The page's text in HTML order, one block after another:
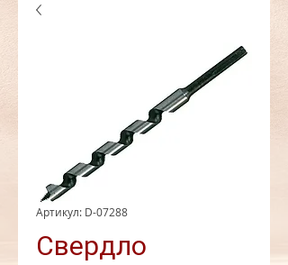
Артикул: D-07288
Свердло